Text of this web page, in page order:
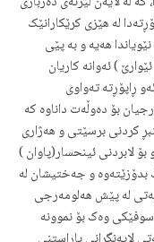
. ده‌و ڕاپۆڕته‌دا له‌ هێزی کرێکارانێک
هه‌یه‌ و به‌ پێی
) ئه‌وانه‌ کاریان
ڕاپۆڕته‌ ته‌واوی
بۆ ده‌وڵه‌ت داناوه‌ که‌
کردنی برسێتی و هه‌ژاری
لابردنی ئینحسار(پاوان )
و جه‌ختیشان له‌
له‌ پێش هه‌لومه‌رجی
وه‌ک بۆ نموونه‌